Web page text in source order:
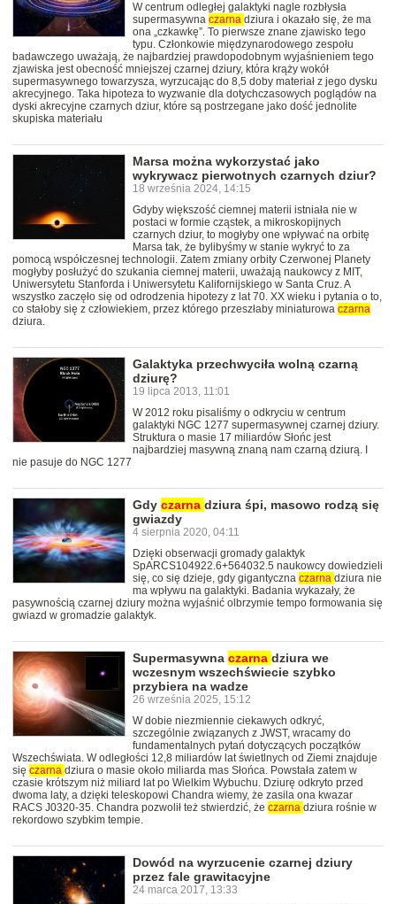
W centrum odległej galaktyki nagle rozbłysła
supermasywna czarna dziura i okazało się, że ma
ona „czkawkę”. To pierwsze znane zjawisko tego
typu. Członkowie międzynarodowego zespołu
badawczego uważają, że najbardziej prawdopodobnym wyjaśnieniem tego
zjawiska jest obecność mniejszej czarnej dziury, która krąży wokół
supermasywnego towarzysza, wyrzucając do 8,5 doby materiał z jego dysku
akrecyjnego. Taka hipoteza to wyzwanie dla dotychczasowych poglądów na
dyski akrecyjne czarnych dziur, które są postrzegane jako dość jednolite
skupiska materiału
Marsa można wykorzystać jako
wykrywacz pierwotnych czarnych dziur?
18 września 2024, 14:15
Gdyby większość ciemnej materii istniała nie w
postaci w formie cząstek, a mikroskopijnych
czarnych dziur, to mogłyby one wpływać na orbitę
Marsa tak, że bylibyśmy w stanie wykryć to za
pomocą współczesnej technologii. Zatem zmiany orbity Czerwonej Planety
mogłyby posłużyć do szukania ciemnej materii, uważają naukowcy z MIT,
Uniwersytetu Stanforda i Uniwersytetu Kalifornijskiego w Santa Cruz. A
wszystko zaczęło się od odrodzenia hipotezy z lat 70. XX wieku i pytania o to,
co stałoby się z człowiekiem, przez którego przeszłaby miniaturowa czarna
dziura.
Galaktyka przechwyciła wolną czarną
dziurę?
19 lipca 2013, 11:01
W 2012 roku pisaliśmy o odkryciu w centrum
galaktyki NGC 1277 supermasywnej czarnej dziury.
Struktura o masie 17 miliardów Słońc jest
najbardziej masywną znaną nam czarną dziurą. I
nie pasuje do NGC 1277
Gdy czarna dziura śpi, masowo rodzą się
gwiazdy
4 sierpnia 2020, 04:11
Dzięki obserwacji gromady galaktyk
SpARCS104922.6+564032.5 naukowcy dowiedzieli
się, co się dzieje, gdy gigantyczna czarna dziura nie
ma wpływu na galaktyki. Badania wykazały, że
pasywnością czarnej dziury można wyjaśnić olbrzymie tempo formowania się
gwiazd w gromadzie galaktyk.
Supermasywna czarna dziura we
wczesnym wszechświecie szybko
przybiera na wadze
26 września 2025, 15:12
W dobie niezmiennie ciekawych odkryć,
szczególnie związanych z JWST, wracamy do
fundamentalnych pytań dotyczących początków
Wszechświata. W odległości 12,8 miliardów lat świetlnych od Ziemi znajduje
się czarna dziura o masie około miliarda mas Słońca. Powstała zatem w
czasie krótszym niż miliard lat po Wielkim Wybuchu. Dziurę odkryto przed
dwoma laty, a dzięki teleskopowi Chandra wiemy, że zasila ona kwazar
RACS J0320-35. Chandra pozwolił też stwierdzić, że czarna dziura rośnie w
rekordowo szybkim tempie.
Dowód na wyrzucenie czarnej dziury
przez fale grawitacyjne
24 marca 2017, 13:33